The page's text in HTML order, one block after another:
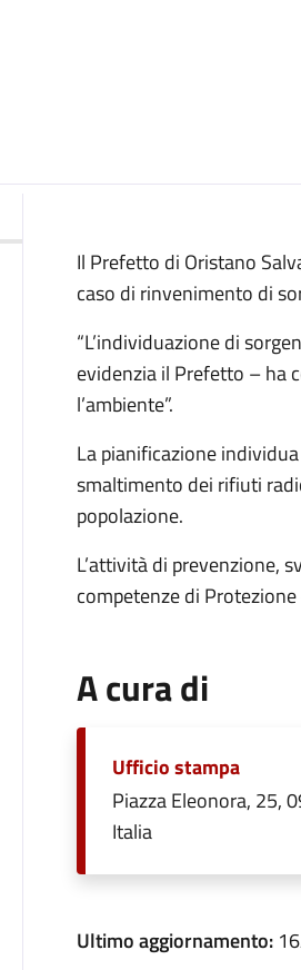
Il Prefetto di Oristano
caso di rinvenimento di
“L’individuazione di
evidenzia il Prefetto – ha
l’ambiente”.
La pianificazione
smaltimento dei rifiuti
popolazione.
L’attività di prevenzione,
competenze di
A cura di
Ufficio stampa
Piazza Eleonora, 25,
Italia
Ultimo aggiornamento: